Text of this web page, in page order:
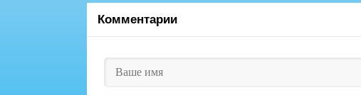
Комментарии